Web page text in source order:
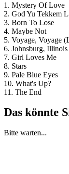
1. Mystery Of Love
2. God Yu Tekkem
3. Born To Lose
4. Maybe Not
5. Voyage, Voyage
6. Johnsburg, Illinois
7. Girl Loves Me
8. Stars
9. Pale Blue Eyes
10. What's Up?
11. The End
Das könnte
Bitte warten...